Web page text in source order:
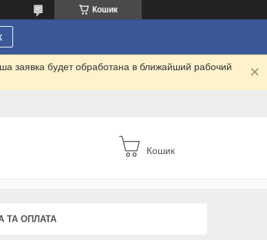
Кошик
заявка будет обработана в ближайший рабочий
Кошик
ТА ОПЛАТА